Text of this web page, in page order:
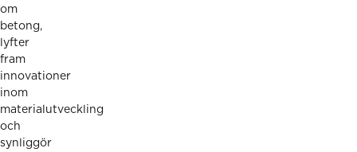
om
betong,
lyfter
fram
innovationer
inom
materialutveckling
och
synliggör